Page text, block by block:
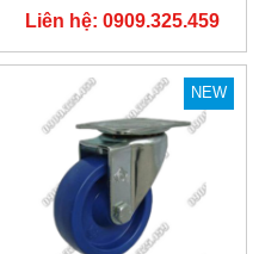
Liên hệ: 0909.325.459
NEW